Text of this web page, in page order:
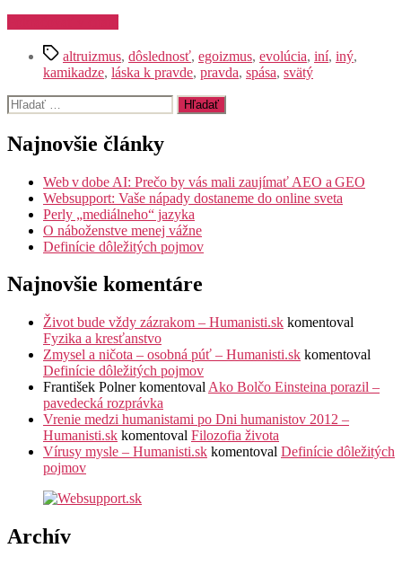
„Sme
Značkyaltruizmus, dôslednosť, egoizmus, evolúcia, iní, iný,
kamikadze, láska k pravde, pravda, spása, svätý
Vyhľadať:
Najnovšie články
Web v dobe AI: Prečo by vás mali zaujímať AEO a GEO
Websupport: Vaše nápady dostaneme do online sveta
Perly „mediálneho“ jazyka
O náboženstve menej vážne
Definície dôležitých pojmov
Najnovšie komentáre
Život bude vždy zázrakom – Humanisti.sk komentoval
Fyzika a kresťanstvo
Zmysel a ničota – osobná púť – Humanisti.sk komentoval
Definície dôležitých pojmov
František Polnerkomentoval Ako Bolčo Einsteina porazil –
pavedecká rozprávka
Vrenie medzi humanistami po Dni humanistov 2012 –
Humanisti.sk komentoval Filozofia života
Vírusy mysle – Humanisti.sk komentoval Definície dôležitých
pojmov
Archív